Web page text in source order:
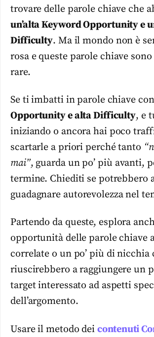
trovare delle parole chiave che
un’alta Keyword Opportunity e
Difficulty. Ma il mondo non è
rosa e queste parole chiave
rare.
Se ti imbatti in parole chiave con
Opportunity e alta Difficulty, e
iniziando o ancora hai poco
scartarle a priori perché tanto
mai”, guarda un po’ più avanti,
termine. Chiediti se potrebbero
guadagnare autorevolezza nel
Partendo da queste, esplora
opportunità delle parole chiave
correlate o un po’ più di nicchia
riuscirebbero a raggiungere un
target interessato ad aspetti
dell’argomento.
Usare il metodo dei contenuti